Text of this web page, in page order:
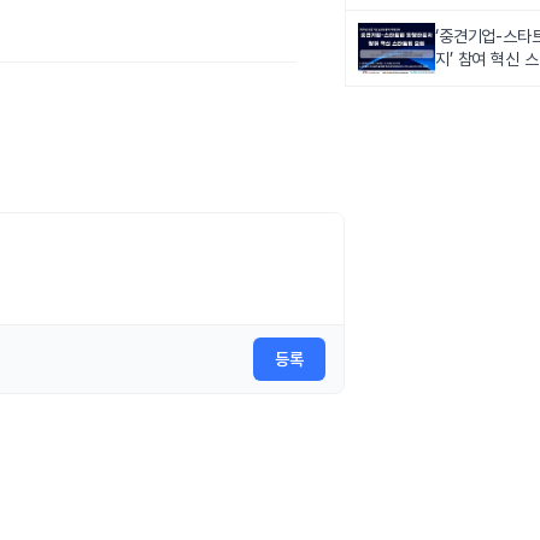
등록
‘중견기업-스타
지’ 참여 혁신